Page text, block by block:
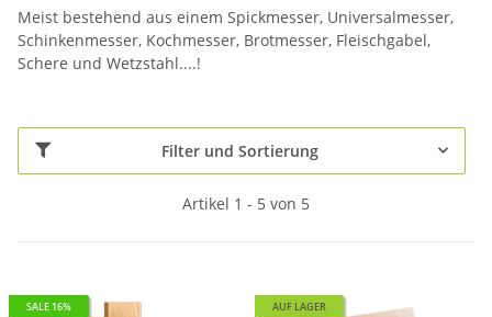
Meist bestehend aus einem Spickmesser, Universalmesser,
Schinkenmesser, Kochmesser, Brotmesser, Fleischgabel,
Schere und Wetzstahl....!
Filter und Sortierung
Artikel 1 - 5 von 5
SALE 16% AUF LAGER